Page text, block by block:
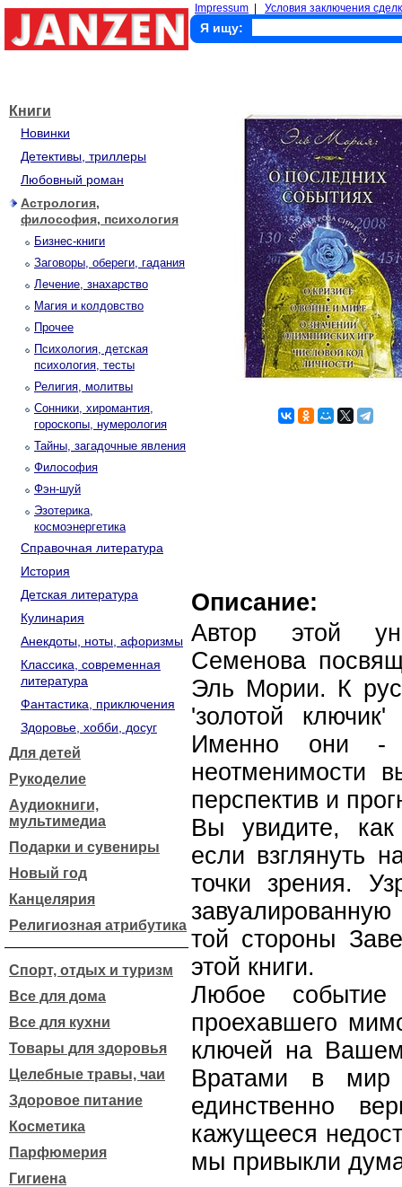
Impressum Условия заключения
Я ищу:
Книги
Новинки
Детективы, триллеры
Любовный роман
Астрология,
философия, психология
Бизнес-книги
Заговоры, обереги, гадания
Лечение, знахарство
Магия и колдовство
Прочее
Психология, детская
психология, тесты
Религия, молитвы
Сонники, хиромантия,
гороскопы, нумерология
Тайны, загадочные явления
Философия
Фэн-шуй
Эзотерика,
космоэнергетика
Справочная литература
История
Детская литература
Кулинария
Анекдоты, ноты, афоризмы
Классика, современная
литература
Фантастика, приключения
Здоровье, хобби, досуг
Для детей
Рукоделие
Аудиокниги,
мультимедиа
Подарки и сувениры
Новый год
Канцелярия
Религиозная атрибутика
Спорт, отдых и туризм
Все для дома
Все для кухни
Товары для здоровья
Целебные травы, чаи
Здоровое питание
Косметика
Парфюмерия
Гигиена
Описание:
Автор этой
Семенова
Эль Мории. К
'золотой
Именно они -
неотменимости
перспектив и
Вы увидите,
если взглянуть
точки зрения.
той стороны
этой книги.
Любое
проехавшего
ключей на
Вратами в мир
единственно
кажущееся
мы привыкли